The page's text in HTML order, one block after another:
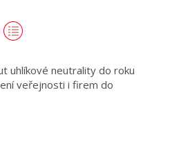
uhlíkové neutrality do roku
veřejnosti i firem do